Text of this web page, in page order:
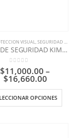
VISUAL,SEGURIDAD INDUSTRIAL
GAFA DE SEGURIDAD KIM PERSEO REVO
0out of 5
$11,000.00 –
$16,660.00
OPCIONES